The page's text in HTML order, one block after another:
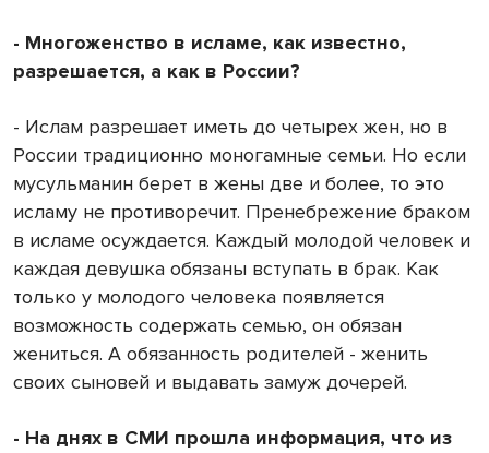
- Многоженство в исламе, как известно,
разрешается, а как в России?
- Ислам разрешает иметь до четырех жен, но в
России традиционно моногамные семьи. Но если
мусульманин берет в жены две и более, то это
исламу не противоречит. Пренебрежение браком
в исламе осуждается. Каждый молодой человек и
каждая девушка обязаны вступать в брак. Как
только у молодого человека появляется
возможность содержать семью, он обязан
жениться. А обязанность родителей - женить
своих сыновей и выдавать замуж дочерей.
- На днях в СМИ прошла информация, что из